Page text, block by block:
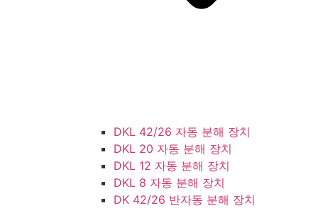
DKL 42/26 자동 분해 장치
DKL 20 자동 분해 장치
DKL 12 자동 분해 장치
DKL 8 자동 분해 장치
DK 42/26 반자동 분해 장치